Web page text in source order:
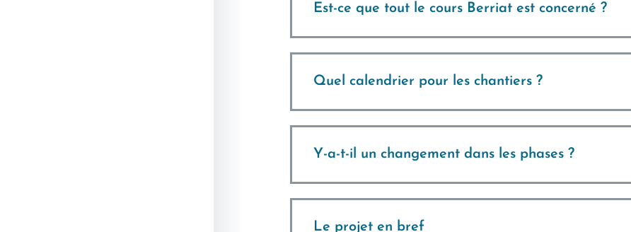
Est-ce que tout le cours Berriat est concerné ?
Quel calendrier pour les chantiers ?
Y-a-t-il un changement dans les phases ?
Le projet en bref